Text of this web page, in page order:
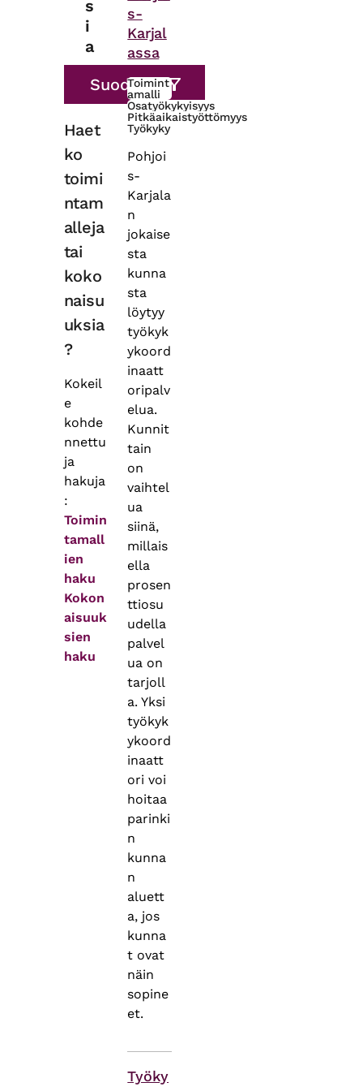
s
i
a
Haet
ko
toimi
ntam
alleja
tai
koko
naisu
uksia
?
Kokeil
e
kohde
nnettu
ja
hakuja
:
Toimin
tamall
ien
haku
Kokon
aisuuk
sien
haku
s-
Karjal
assa
Toimint
amalli
Osatyökykyisyys
Pitkäaikaistyöttömyys
Työkyky
Pohjoi
s-
Karjala
n
jokaise
sta
kunna
sta
löytyy
työkyk
ykoord
inaatt
oripalv
elua.
Kunnit
tain
on
vaihtel
ua
siinä,
millais
ella
prosen
ttiosu
udella
palvel
ua on
tarjoll
a. Yksi
työkyk
ykoord
inaatt
ori voi
hoitaa
parinki
n
kunna
n
aluett
a, jos
kunna
t ovat
näin
sopine
et.
Työky